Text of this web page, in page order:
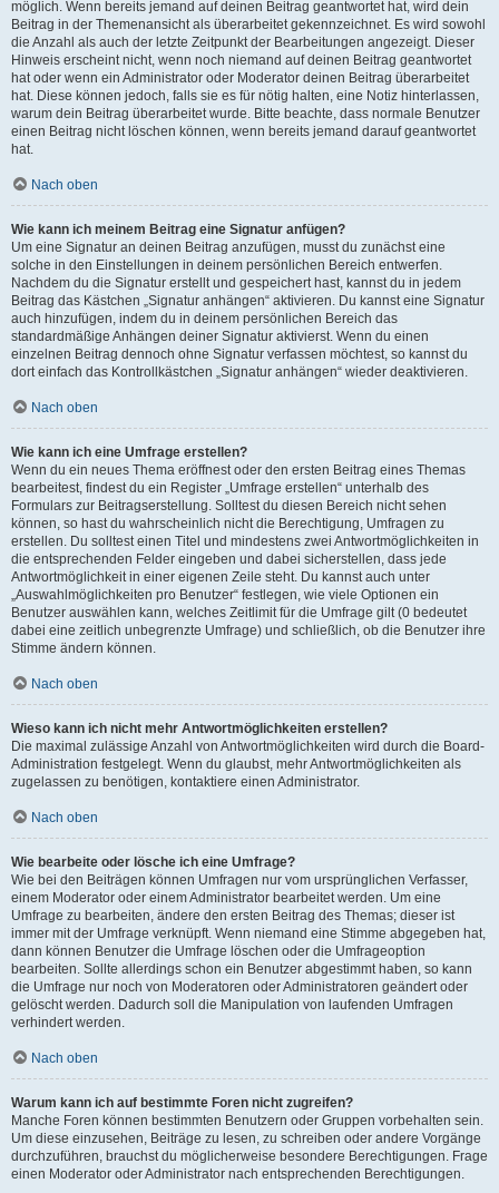
möglich. Wenn bereits jemand auf deinen Beitrag geantwortet hat, wird dein
Beitrag in der Themenansicht als überarbeitet gekennzeichnet. Es wird sowohl
die Anzahl als auch der letzte Zeitpunkt der Bearbeitungen angezeigt. Dieser
Hinweis erscheint nicht, wenn noch niemand auf deinen Beitrag geantwortet
hat oder wenn ein Administrator oder Moderator deinen Beitrag überarbeitet
hat. Diese können jedoch, falls sie es für nötig halten, eine Notiz hinterlassen,
warum dein Beitrag überarbeitet wurde. Bitte beachte, dass normale Benutzer
einen Beitrag nicht löschen können, wenn bereits jemand darauf geantwortet
hat.
Nach oben
Wie kann ich meinem Beitrag eine Signatur anfügen?
Um eine Signatur an deinen Beitrag anzufügen, musst du zunächst eine
solche in den Einstellungen in deinem persönlichen Bereich entwerfen.
Nachdem du die Signatur erstellt und gespeichert hast, kannst du in jedem
Beitrag das Kästchen „Signatur anhängen“ aktivieren. Du kannst eine Signatur
auch hinzufügen, indem du in deinem persönlichen Bereich das
standardmäßige Anhängen deiner Signatur aktivierst. Wenn du einen
einzelnen Beitrag dennoch ohne Signatur verfassen möchtest, so kannst du
dort einfach das Kontrollkästchen „Signatur anhängen“ wieder deaktivieren.
Nach oben
Wie kann ich eine Umfrage erstellen?
Wenn du ein neues Thema eröffnest oder den ersten Beitrag eines Themas
bearbeitest, findest du ein Register „Umfrage erstellen“ unterhalb des
Formulars zur Beitragserstellung. Solltest du diesen Bereich nicht sehen
können, so hast du wahrscheinlich nicht die Berechtigung, Umfragen zu
erstellen. Du solltest einen Titel und mindestens zwei Antwortmöglichkeiten in
die entsprechenden Felder eingeben und dabei sicherstellen, dass jede
Antwortmöglichkeit in einer eigenen Zeile steht. Du kannst auch unter
„Auswahlmöglichkeiten pro Benutzer“ festlegen, wie viele Optionen ein
Benutzer auswählen kann, welches Zeitlimit für die Umfrage gilt (0 bedeutet
dabei eine zeitlich unbegrenzte Umfrage) und schließlich, ob die Benutzer ihre
Stimme ändern können.
Nach oben
Wieso kann ich nicht mehr Antwortmöglichkeiten erstellen?
Die maximal zulässige Anzahl von Antwortmöglichkeiten wird durch die Board-
Administration festgelegt. Wenn du glaubst, mehr Antwortmöglichkeiten als
zugelassen zu benötigen, kontaktiere einen Administrator.
Nach oben
Wie bearbeite oder lösche ich eine Umfrage?
Wie bei den Beiträgen können Umfragen nur vom ursprünglichen Verfasser,
einem Moderator oder einem Administrator bearbeitet werden. Um eine
Umfrage zu bearbeiten, ändere den ersten Beitrag des Themas; dieser ist
immer mit der Umfrage verknüpft. Wenn niemand eine Stimme abgegeben hat,
dann können Benutzer die Umfrage löschen oder die Umfrageoption
bearbeiten. Sollte allerdings schon ein Benutzer abgestimmt haben, so kann
die Umfrage nur noch von Moderatoren oder Administratoren geändert oder
gelöscht werden. Dadurch soll die Manipulation von laufenden Umfragen
verhindert werden.
Nach oben
Warum kann ich auf bestimmte Foren nicht zugreifen?
Manche Foren können bestimmten Benutzern oder Gruppen vorbehalten sein.
Um diese einzusehen, Beiträge zu lesen, zu schreiben oder andere Vorgänge
durchzuführen, brauchst du möglicherweise besondere Berechtigungen. Frage
einen Moderator oder Administrator nach entsprechenden Berechtigungen.